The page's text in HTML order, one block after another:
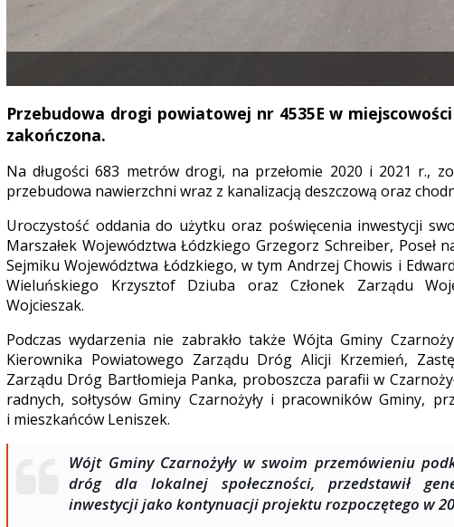
Przebudowa drogi powiatowej nr 4535E w
zakończona.
Na długości 683 metrów drogi, na przełomie 2020 i 2021 r.,
przebudowa nawierzchni wraz z kanalizacją deszczową oraz
Uroczystość oddania do użytku oraz poświęcenia inwestycji
Marszałek Województwa Łódzkiego Grzegorz Schreiber, Poseł
Sejmiku Województwa Łódzkiego, w tym Andrzej Chowis i
Wieluńskiego Krzysztof Dziuba oraz Członek Zarządu
Wojcieszak.
Podczas wydarzenia nie zabrakło także Wójta Gminy
Kierownika Powiatowego Zarządu Dróg Alicji Krzemień,
Zarządu Dróg Bartłomieja Panka, proboszcza parafii w
radnych, sołtysów Gminy Czarnożyły i pracowników Gminy,
i mieszkańców Leniszek.
Wójt Gminy Czarnożyły w swoim przemówieniu
dróg dla lokalnej społeczności, przedstawił
inwestycji jako kontynuacji projektu rozpoczętego w